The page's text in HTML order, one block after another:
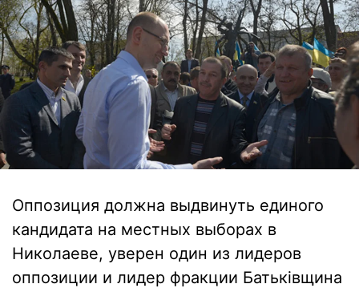
Оппозиция должна выдвинуть единого
кандидата на местных выборах в
Николаеве, уверен один из лидеров
оппозиции и лидер фракции Батьківщина